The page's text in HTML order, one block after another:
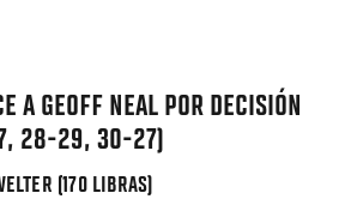
A GEOFF NEAL POR DECISIÓN
28-29, 30-27)
(170 LIBRAS)